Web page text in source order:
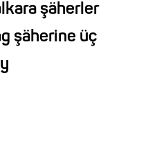
şäherler
şäherine üç